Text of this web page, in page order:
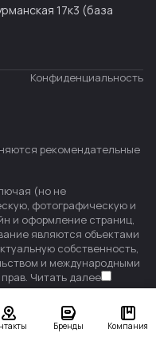
Бренды Компания
17к3 (база
Конфиденциальность
рекомендательные
(но не
фотографическую и
и оформление страниц,
являются объектами
собственность,
и международными
Читать далее